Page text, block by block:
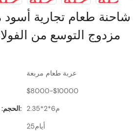
شاحنة طعام تجارية
مزدوج التوسع من
عربة طعام مربعة
$8000-$10000
الحجم: (الطول × العرض × الارتفاع):
م6*2*2.35
أيام25